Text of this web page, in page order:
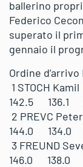
ballerino
Federico
superato il
gennaio il
Ordine
1 STOCH
142.5 136.1
2 PREVC
144.0 134.0
3 FREUND
146.0 138.0